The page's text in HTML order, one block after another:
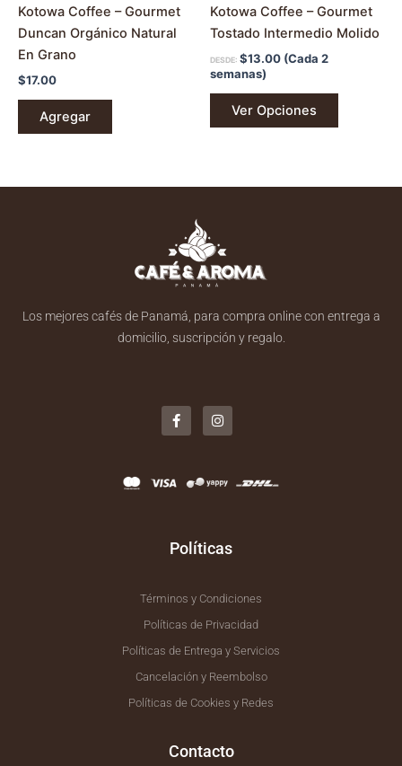
Kotowa Coffee – Gourmet
Duncan Orgánico Natural
En Grano
$17.00
Agregar
Kotowa Coffee – Gourmet
Tostado Intermedio Molido
DESDE: $13.00 (Cada 2
semanas)
Ver Opciones
página
de
Los mejores cafés de Panamá, para compra online con entrega a
domicilio, suscripción y regalo.
a
c
e
o
k
n
s
t
a
Políticas
Términos y Condiciones
Políticas de Privacidad
Políticas de Entrega y Servicios
Cancelación y Reembolso
Políticas de Cookies y Redes
Contacto